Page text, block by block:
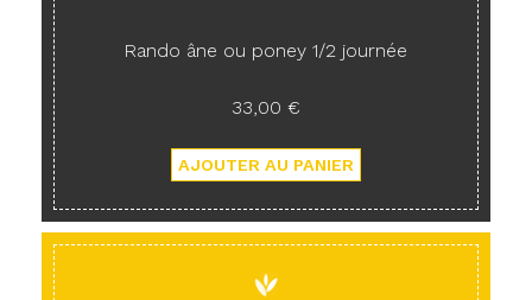
Rando âne ou poney 1/2 journée
33,00 €